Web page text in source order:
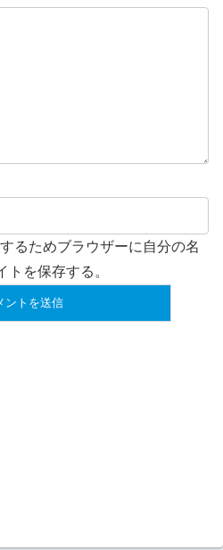
るためブラウザーに自分の名
を保存する。